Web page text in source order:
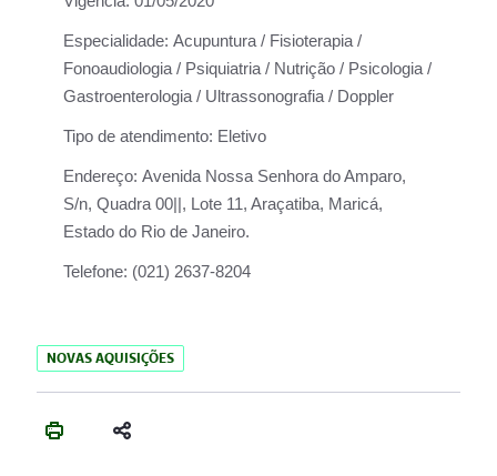
Especialidade: Acupuntura / Fisioterapia /
Fonoaudiologia / Psiquiatria / Nutrição / Psicologia /
Gastroenterologia / Ultrassonografia / Doppler
Tipo de atendimento: Eletivo
Endereço: Avenida Nossa Senhora do Amparo,
S/n, Quadra 00||, Lote 11, Araçatiba, Maricá,
Estado do Rio de Janeiro.
Telefone: (021) 2637-8204
NOVAS AQUISIÇÕES